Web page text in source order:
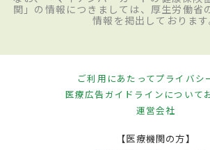
関」の情報につきましては、厚生労働省
情報を掲出しております
ご利用にあたってプライバシ
医療広告ガイドラインについて
運営会社
【医療機関の方】